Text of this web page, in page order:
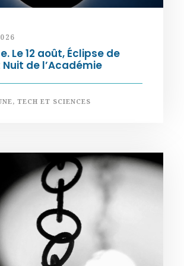
Le 12 août, Éclipse de
Nuit de l’Académie
, TECH ET SCIENCES